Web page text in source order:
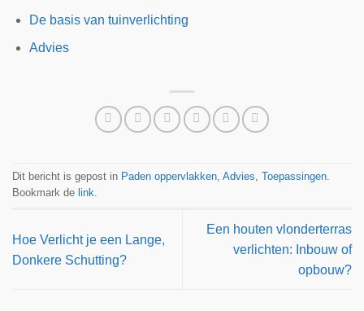
De basis van tuinverlichting
Advies
Dit bericht is gepost in Paden oppervlakken, Advies, Toepassingen.
Bookmark de link.
Hoe Verlicht je een Lange,
Donkere Schutting?
Een houten vlonderterras
verlichten: Inbouw of
opbouw?